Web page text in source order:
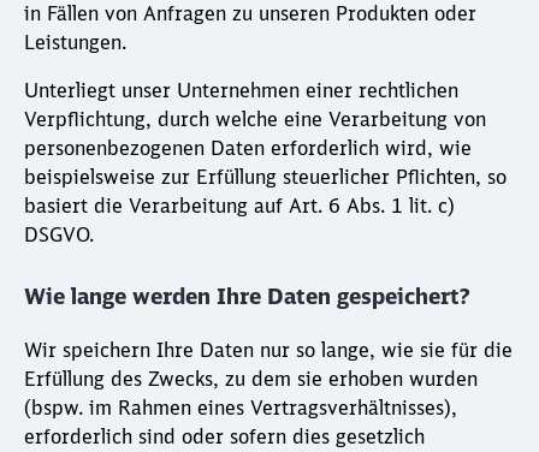
in Fällen von Anfragen zu unseren Produkten oder
Leistungen.
Unterliegt unser Unternehmen einer rechtlichen
Verpflichtung, durch welche eine Verarbeitung von
personenbezogenen Daten erforderlich wird, wie
beispielsweise zur Erfüllung steuerlicher Pflichten, so
basiert die Verarbeitung auf Art. 6 Abs. 1 lit. c)
DSGVO.
Wie lange werden Ihre Daten gespeichert?
Wir speichern Ihre Daten nur so lange, wie sie für die
Erfüllung des Zwecks, zu dem sie erhoben wurden
(bspw. im Rahmen eines Vertragsverhältnisses),
erforderlich sind oder sofern dies gesetzlich